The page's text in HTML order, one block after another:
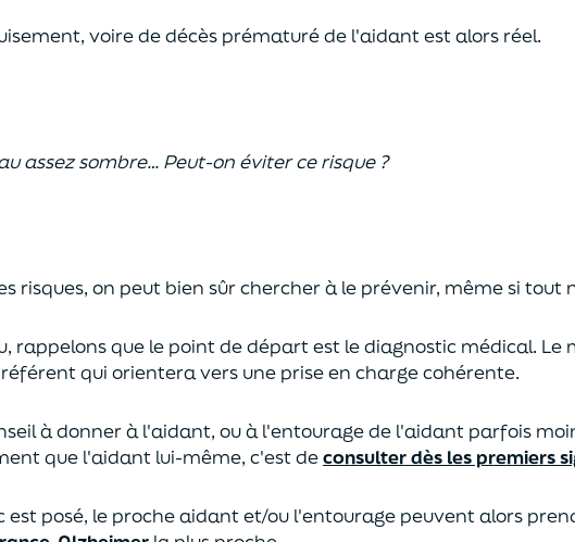
voire de décès prématuré de l'aidant est alors réel.
assez sombre… Peut-on éviter ce risque ?
risques, on peut bien sûr chercher à le prévenir, même si tout
rappelons que le point de départ est le diagnostic médical.
qui orientera vers une prise en charge cohérente.
à donner à l'aidant, ou à l'entourage de l'aidant parfois
que l'aidant lui-même, c'est deconsulter dès les premiers
est posé, le proche aidant et/ou l'entourage peuvent alors